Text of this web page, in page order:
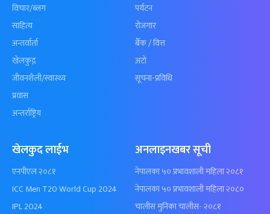
विचार/ब्लग
साहित्य
अन्तर्वार्ता
खेलकुद़़
जीवनशैली/स्वास्थ्य
प्रवास
अन्तर्राष्ट्रिय
पर्यटन
रोजगार
बैँक / वित्त
अटो
सूचना-प्रविधि
खेलकुद लाईभ
एनपीएल २०८१
ICC Men T20 World Cup 2024
IPL 2024
अनलाइनखबर सूची
नेपालका ५० प्रभावशाली महिला २०८१
नेपालका ५० प्रभावशाली महिला २०८०
चालीस मुनिका चालीस- २०८१